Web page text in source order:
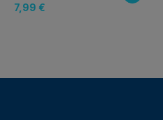
7,99 €